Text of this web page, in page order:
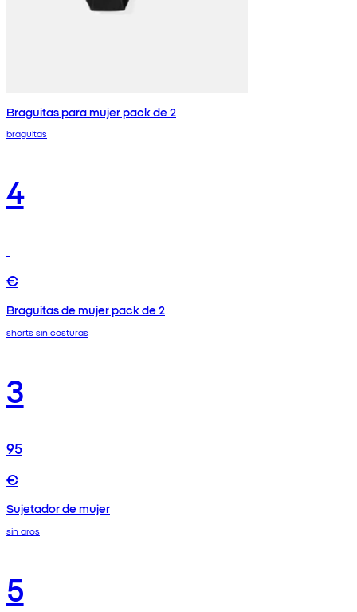
Braguitas para mujer pack de 2
braguitas
4
€
Braguitas de mujer pack de 2
shorts sin costuras
3
95
€
Sujetador de mujer
sin aros
5